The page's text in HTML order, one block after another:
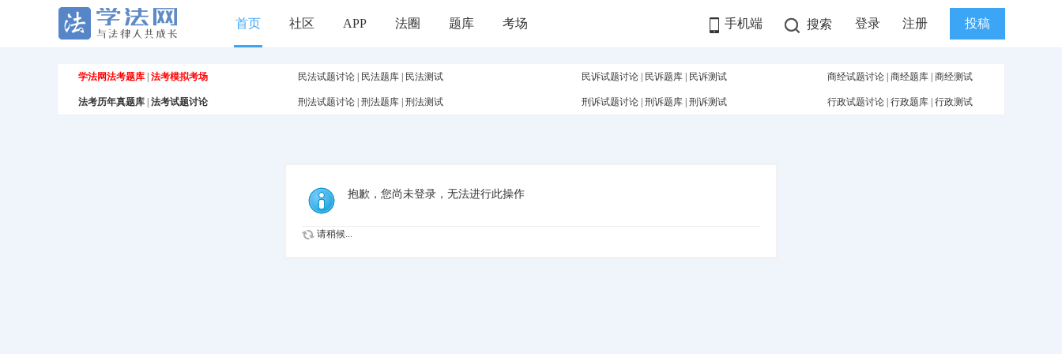
首页 社区 APP 法圈 题库 考场 手机端 搜索 登录 注册 投稿
学法网法考题库 法考模拟考场 民法试题讨论| 民法题库| 民法测试 民诉试题讨论| 民诉题库| 民诉测试 商经试题讨论 商经题库 商经测试
法考历年真题库 法考试题讨论 刑法试题讨论| 刑法题库| 刑法测试 刑诉试题讨论| 刑诉题库| 刑诉测试 行政试题讨论 行政题库 行政测试
抱歉，您尚未登录，无法进行此操作
请稍候...